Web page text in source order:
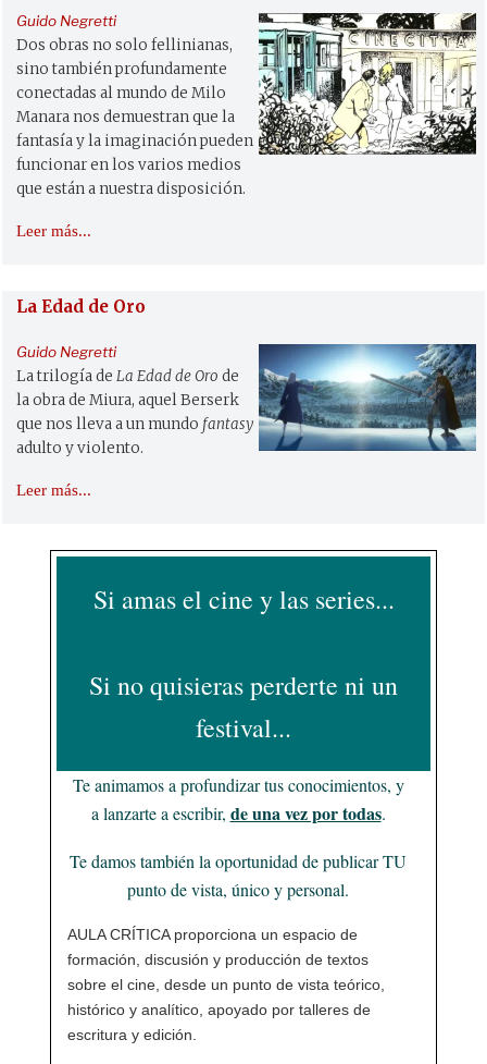
n
k
r
Guido Negretti
Dos obras no solo fellinianas,
sino también profundamente
conectadas al mundo de Milo
Manara nos demuestran que la
fantasía y la imaginación pueden
funcionar en los varios medios
que están a nuestra disposición.
Leer más...
La Edad de Oro
Guido Negretti
La trilogía de La Edad de Oro de
la obra de Miura, aquel Berserk
que nos lleva a un mundo fantasy
adulto y violento.
Leer más...
Si amas el cine y las series...
Si no quisieras perderte ni un
festival...
Te animamos a profundizar tus conocimientos, y
a lanzarte a escribir, de una vez por todas.
Te damos también la oportunidad de publicar TU
punto de vista, único y personal.
AULA CRÍTICA proporciona un espacio de
formación, discusión y producción de textos
sobre el cine, desde un punto de vista teórico,
histórico y analítico, apoyado por talleres de
escritura y edición.